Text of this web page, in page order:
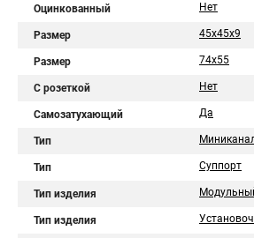
Оцинкованный Нет
Размер 45х45х9
Размер 74х55
С розеткой Нет
Самозатухающий Да
Тип
Тип Суппорт
Тип изделия
Тип изделия